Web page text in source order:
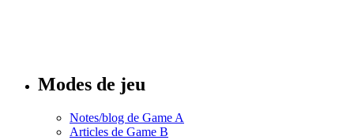
Modes de jeu
Notes/blog de Game A
Articles de Game B